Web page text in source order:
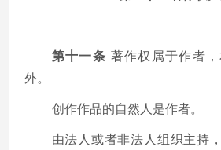
第十一条 著作权属于作者
外。
创作作品的自然人是作者。
由法人或者非法人组织主持